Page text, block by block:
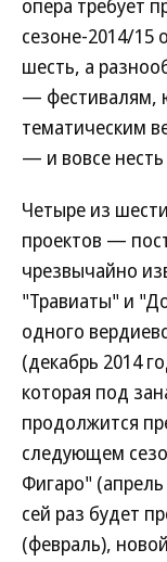
опера требует
сезоне-2014/15
шесть, а
— фестивалям,
тематическим
— и вовсе несть
Четыре из
проектов —
чрезвычайно
"Травиаты" и
одного
(декабрь 2014
которая под
продолжится
следующем
Фигаро" (апрель
сей раз будет
(февраль),